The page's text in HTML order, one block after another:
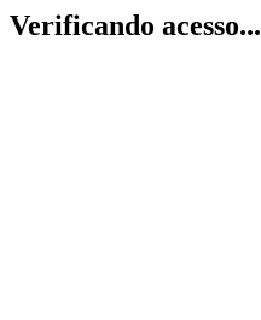
Verificando acesso...